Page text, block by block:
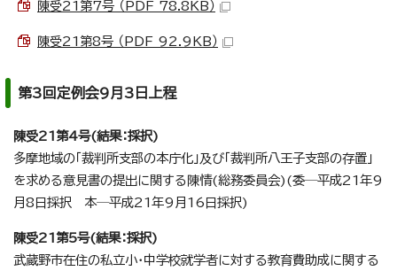
陳受21第7号 （PDF 78.8KB）
陳受21第8号 （PDF 92.9KB）
第3回定例会9月3日上程
陳受21第4号(結果：採択)
多摩地域の「裁判所支部の本庁化」及び「裁判所八王子支部の存置」
を求める意見書の提出に関する陳情(総務委員会)(委─平成21年9
月8日採択 本─平成21年9月16日採択)
陳受21第5号(結果：採択)
武蔵野市在住の私立小・中学校就学者に対する教育費助成に関する